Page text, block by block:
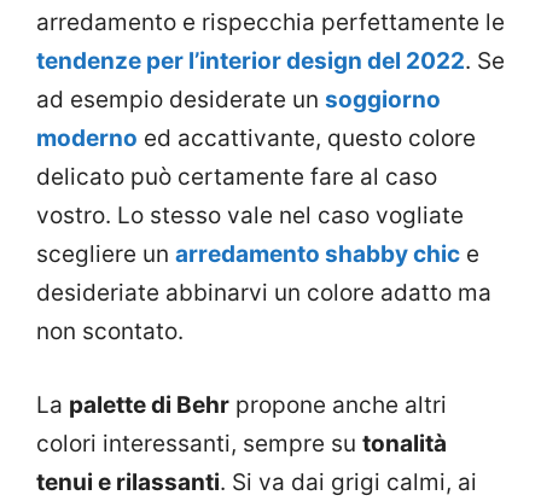
arredamento e rispecchia perfettamente le
tendenze per l’interior design del 2022. Se
ad esempio desiderate un soggiorno
moderno ed accattivante, questo colore
delicato può certamente fare al caso
vostro. Lo stesso vale nel caso vogliate
scegliere un arredamento shabby chic e
desideriate abbinarvi un colore adatto ma
non scontato.
La palette di Behr propone anche altri
colori interessanti, sempre su tonalità
tenui e rilassanti. Si va dai grigi calmi, ai